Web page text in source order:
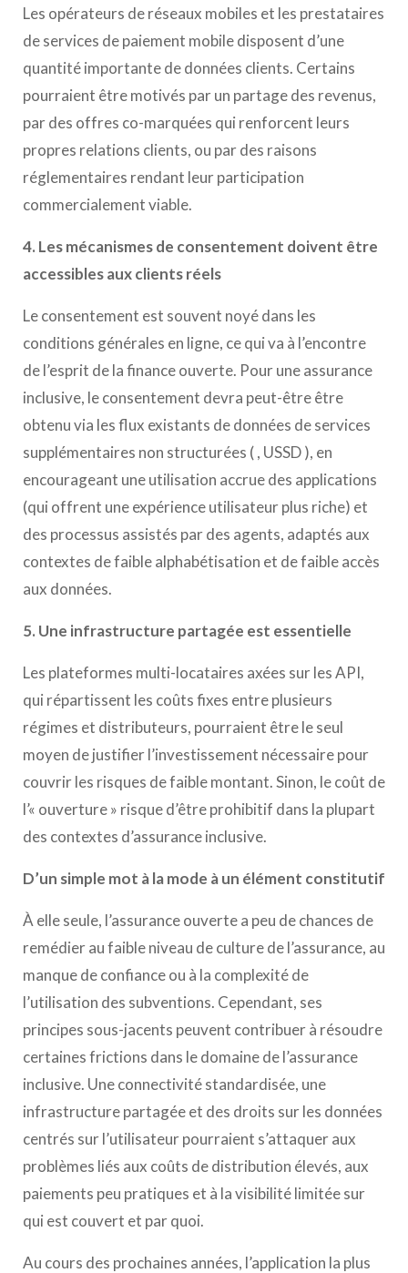
Les opérateurs de réseaux mobiles et les prestataires
de services de paiement mobile disposent d’une
quantité importante de données clients. Certains
pourraient être motivés par un partage des revenus,
par des offres co-marquées qui renforcent leurs
propres relations clients, ou par des raisons
réglementaires rendant leur participation
commercialement viable.
4. Les mécanismes de consentement doivent être
accessibles aux clients réels
Le consentement est souvent noyé dans les
conditions générales en ligne, ce qui va à l’encontre
de l’esprit de la finance ouverte. Pour une assurance
inclusive, le consentement devra peut-être être
obtenu via les flux existants de données de services
supplémentaires non structurées ( , USSD ), en
encourageant une utilisation accrue des applications
(qui offrent une expérience utilisateur plus riche) et
des processus assistés par des agents, adaptés aux
contextes de faible alphabétisation et de faible accès
aux données.
5. Une infrastructure partagée est essentielle
Les plateformes multi-locataires axées sur les API,
qui répartissent les coûts fixes entre plusieurs
régimes et distributeurs, pourraient être le seul
moyen de justifier l’investissement nécessaire pour
couvrir les risques de faible montant. Sinon, le coût de
l’« ouverture » risque d’être prohibitif dans la plupart
des contextes d’assurance inclusive.
D’un simple mot à la mode à un élément constitutif
À elle seule, l’assurance ouverte a peu de chances de
remédier au faible niveau de culture de l’assurance, au
manque de confiance ou à la complexité de
l’utilisation des subventions. Cependant, ses
principes sous-jacents peuvent contribuer à résoudre
certaines frictions dans le domaine de l’assurance
inclusive. Une connectivité standardisée, une
infrastructure partagée et des droits sur les données
centrés sur l’utilisateur pourraient s’attaquer aux
problèmes liés aux coûts de distribution élevés, aux
paiements peu pratiques et à la visibilité limitée sur
qui est couvert et par quoi.
Au cours des prochaines années, l’application la plus